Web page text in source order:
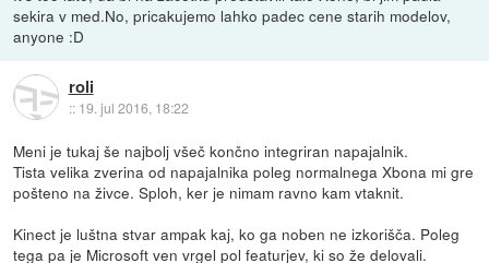
sekira v med.No, pricakujemo lahko padec cene starih modelov,
anyone :D
roli
:: 19. jul 2016, 18:22
Meni je tukaj še najbolj všeč končno integriran napajalnik.
Tista velika zverina od napajalnika poleg normalnega Xbona mi gre
pošteno na živce. Sploh, ker je nimam ravno kam vtaknit.
Kinect je luštna stvar ampak kaj, ko ga noben ne izkorišča. Poleg
tega pa je Microsoft ven vrgel pol featurjev, ki so že delovali.